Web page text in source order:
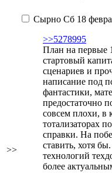
>>
Сырно Сб 18
>>5278995
План на первые
стартовый
сценариев и
написание под
фантастики,
предостаточно
совсем плохи, в
тотализаторах
справки. На
ставить, хотя
технологий
более